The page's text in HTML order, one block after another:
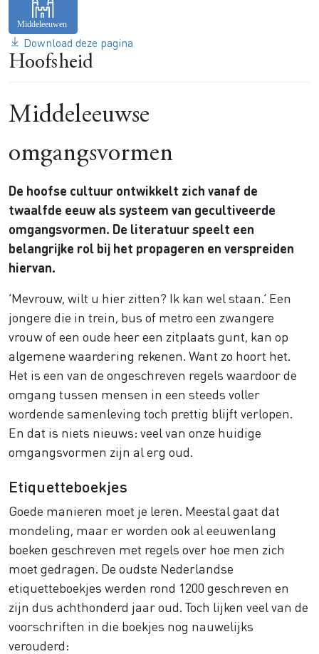
Download deze pagina
Hoofsheid
Middeleeuwse
omgangsvormen
De hoofse cultuur ontwikkelt zich vanaf de
twaalfde eeuw als systeem van gecultiveerde
omgangsvormen. De literatuur speelt een
belangrijke rol bij het propageren en verspreiden
hiervan.
‘Mevrouw, wilt u hier zitten? Ik kan wel staan.’ Een
jongere die in trein, bus of metro een zwangere
vrouw of een oude heer een zitplaats gunt, kan op
algemene waardering rekenen. Want zo hoort het.
Het is een van de ongeschreven regels waardoor de
omgang tussen mensen in een steeds voller
wordende samenleving toch prettig blijft verlopen.
En dat is niets nieuws: veel van onze huidige
omgangsvormen zijn al erg oud.
Etiquetteboekjes
Goede manieren moet je leren. Meestal gaat dat
mondeling, maar er worden ook al eeuwenlang
boeken geschreven met regels over hoe men zich
moet gedragen. De oudste Nederlandse
etiquetteboekjes werden rond 1200 geschreven en
zijn dus achthonderd jaar oud. Toch lijken veel van de
voorschriften in die boekjes nog nauwelijks
verouderd: